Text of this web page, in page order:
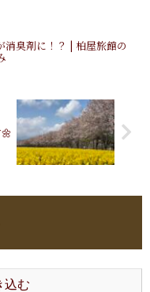
消臭剤に！？ | 柏屋旅館の
込む